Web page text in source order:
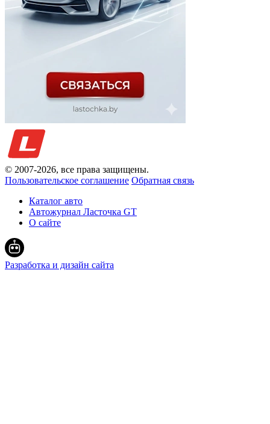
© 2007-2026, все права защищены.
Пользовательское соглашение Обратная связь
Каталог авто
Автожурнал Ласточка GT
О сайте
Разработка и дизайн сайта